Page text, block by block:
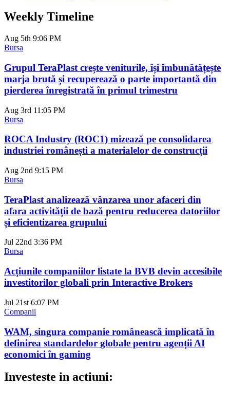
Weekly Timeline
Aug 5th 9:06 PM
Bursa
Grupul TeraPlast crește veniturile, își îmbunătățește
marja brută și recuperează o parte importantă din
pierderea înregistrată în primul trimestru
Aug 3rd 11:05 PM
Bursa
ROCA Industry (ROC1) mizează pe consolidarea
industriei românești a materialelor de construcții
Aug 2nd 9:15 PM
Bursa
TeraPlast analizează vânzarea unor afaceri din
afara activității de bază pentru reducerea datoriilor
și eficientizarea grupului
Jul 22nd 3:36 PM
Bursa
Acțiunile companiilor listate la BVB devin accesibile
investitorilor globali prin Interactive Brokers
Jul 21st 6:07 PM
Companii
WAM, singura companie românească implicată în
definirea standardelor globale pentru agenții AI
economici în gaming
Investeste in actiuni: